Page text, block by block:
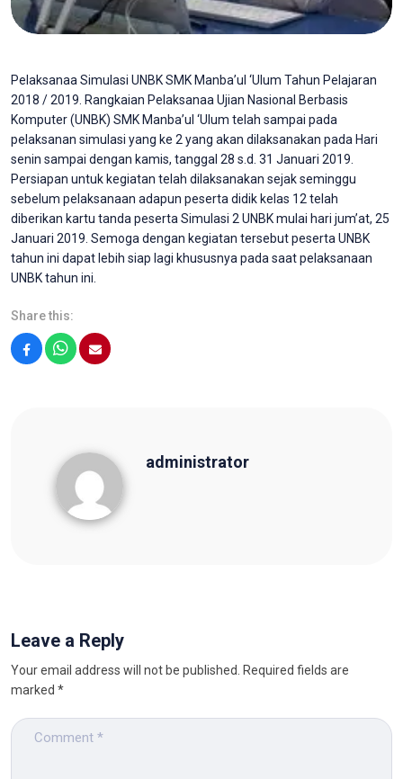
Pelaksanaa Simulasi UNBK SMK Manba’ul ‘Ulum Tahun Pelajaran
2018 / 2019. Rangkaian Pelaksanaa Ujian Nasional Berbasis
Komputer (UNBK) SMK Manba’ul ‘Ulum telah sampai pada
pelaksanan simulasi yang ke 2 yang akan dilaksanakan pada Hari
senin sampai dengan kamis, tanggal 28 s.d. 31 Januari 2019.
Persiapan untuk kegiatan telah dilaksanakan sejak seminggu
sebelum pelaksanaan adapun peserta didik kelas 12 telah
diberikan kartu tanda peserta Simulasi 2 UNBK mulai hari jum’at, 25
Januari 2019. Semoga dengan kegiatan tersebut peserta UNBK
tahun ini dapat lebih siap lagi khususnya pada saat pelaksanaan
UNBK tahun ini.
Share this:
administrator
Leave a Reply
Your email address will not be published.
Required fields are
marked *